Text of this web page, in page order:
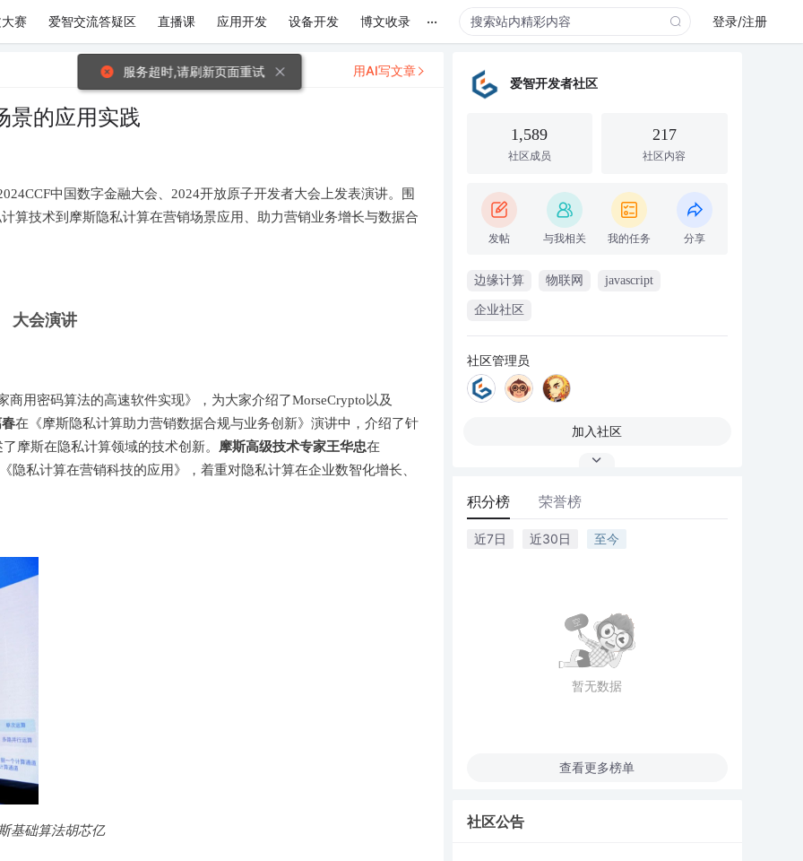
赛 爱智交流答疑区 直播课 应用开发 设备开发 博文收录 ... 登录/注册
景的应用实践
中国数字金融大会、2024开放原子开发者大会上发表演讲。围
算技术到摩斯隐私计算在营销场景应用、助力营销业务增长与数据合
大会演讲
商用密码算法的高速软件实现》，为大家介绍了MorseCrypto以及
在《摩斯隐私计算助力营销数据合规与业务创新》演讲中，介绍了针
摩斯在隐私计算领域的技术创新。 摩斯高级技术专家王华忠在
私计算在营销科技的应用》，着重对隐私计算在企业数智化增长、
基础算法胡芯亿
用AI写文章
爱智开发者社区
1,589
社区成员
217
社区内容
发帖 与我相关 我的任务 分享
边缘计算 物联网 javascript
企业社区
社区管理员
加入社区
积分榜 荣誉榜
近7日 近30日 至今
暂无数据
查看更多榜单
社区公告
服务超时,请刷新页面重试